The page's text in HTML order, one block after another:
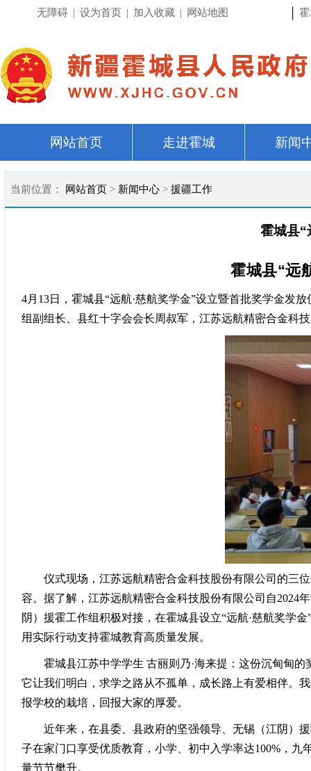
无障碍 | 设为首页 | 加入收藏 | 网站地图
网站首页 走进霍城 新闻
当前位置： 网站首页 > 新闻中心 > 援疆工作
霍城县“
霍城县“远
4月13日，霍城县“远航·慈航奖学金”设立暨首批奖学金发
组副组长、县红十字会会长周叔军，江苏远航精密合金科
仪式现场，江苏远航精密合金科技股份有限公司的三位
容。据了解，江苏远航精密合金科技股份有限公司自2024
阴）援霍工作组积极对接，在霍城县设立“远航·慈航奖学
用实际行动支持霍城教育高质量发展。
霍城县江苏中学学生 古丽则乃·海来提：这份沉甸甸
它让我们明白，求学之路从不孤单，成长路上有爱相伴。
报学校的栽培，回报大家的厚爱。
近年来，在县委、县政府的坚强领导、无锡（江阴）援
子在家门口享受优质教育，小学、初中入学率达100%，
量节节樊升。